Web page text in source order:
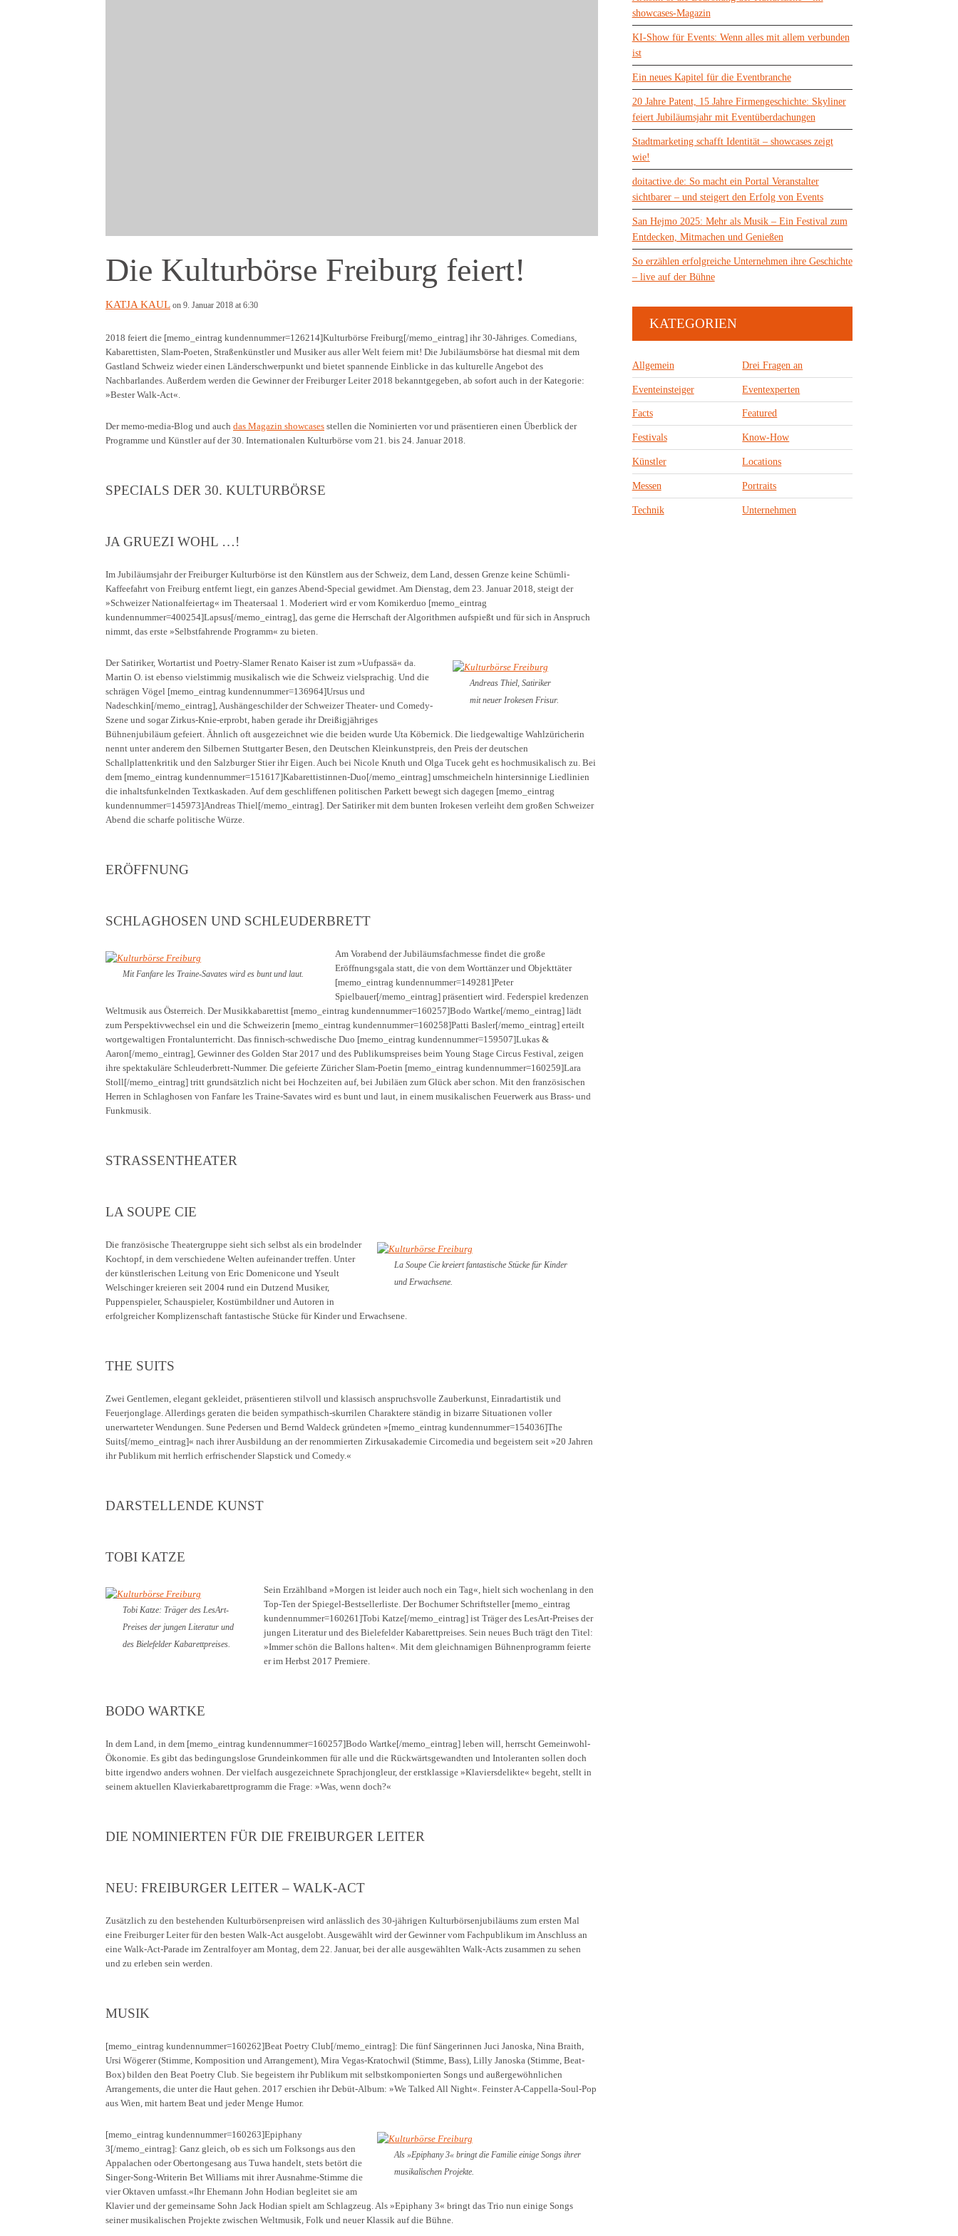
Die Kulturbörse Freiburg feiert!
KATJA KAUL on 9. Januar 2018 at 6:30
2018 feiert die [memo_eintrag kundennummer=126214]Kulturbörse Freiburg[/memo_eintrag] ihr 30-Jähriges. Comedians,
Kabarettisten, Slam-Poeten, Straßenkünstler und Musiker aus aller Welt feiern mit! Die Jubiläumsbörse hat diesmal mit dem
Gastland Schweiz wieder einen Länderschwerpunkt und bietet spannende Einblicke in das kulturelle Angebot des
Nachbarlandes. Außerdem werden die Gewinner der Freiburger Leiter 2018 bekanntgegeben, ab sofort auch in der Kategorie:
»Bester Walk-Act«.
Der memo-media-Blog und auch das Magazin showcases stellen die Nominierten vor und präsentieren einen Überblick der
Programme und Künstler auf der 30. Internationalen Kulturbörse vom 21. bis 24. Januar 2018.
SPECIALS DER 30. KULTURBÖRSE
JA GRUEZI WOHL …!
Im Jubiläumsjahr der Freiburger Kulturbörse ist den Künstlern aus der Schweiz, dem Land, dessen Grenze keine Schümli-
Kaffeefahrt von Freiburg entfernt liegt, ein ganzes Abend-Special gewidmet. Am Dienstag, dem 23. Januar 2018, steigt der
»Schweizer Nationalfeiertag« im Theatersaal 1. Moderiert wird er vom Komikerduo [memo_eintrag
kundennummer=400254]Lapsus[/memo_eintrag], das gerne die Herrschaft der Algorithmen aufspießt und für sich in Anspruch
nimmt, das erste »Selbstfahrende Programm« zu bieten.
Andreas Thiel, Satiriker
mit neuer Irokesen Frisur.
Der Satiriker, Wortartist und Poetry-Slamer Renato Kaiser ist zum »Uufpassä« da.
Martin O. ist ebenso vielstimmig musikalisch wie die Schweiz vielsprachig. Und die
schrägen Vögel [memo_eintrag kundennummer=136964]Ursus und
Nadeschkin[/memo_eintrag], Aushängeschilder der Schweizer Theater- und Comedy-
Szene und sogar Zirkus-Knie-erprobt, haben gerade ihr Dreißigjähriges
Bühnenjubiläum gefeiert. Ähnlich oft ausgezeichnet wie die beiden wurde Uta Köbernick. Die liedgewaltige Wahlzüricherin
nennt unter anderem den Silbernen Stuttgarter Besen, den Deutschen Kleinkunstpreis, den Preis der deutschen
Schallplattenkritik und den Salzburger Stier ihr Eigen. Auch bei Nicole Knuth und Olga Tucek geht es hochmusikalisch zu. Bei
dem [memo_eintrag kundennummer=151617]Kabarettistinnen-Duo[/memo_eintrag] umschmeicheln hintersinnige Liedlinien
die inhaltsfunkelnden Textkaskaden. Auf dem geschliffenen politischen Parkett bewegt sich dagegen [memo_eintrag
kundennummer=145973]Andreas Thiel[/memo_eintrag]. Der Satiriker mit dem bunten Irokesen verleiht dem großen Schweizer
Abend die scharfe politische Würze.
ERÖFFNUNG
SCHLAGHOSEN UND SCHLEUDERBRETT
Mit Fanfare les Traine-Savates wird es bunt und laut.
Am Vorabend der Jubiläumsfachmesse findet die große
Eröffnungsgala statt, die von dem Worttänzer und Objekttäter
[memo_eintrag kundennummer=149281]Peter
Spielbauer[/memo_eintrag] präsentiert wird. Federspiel kredenzen
Weltmusik aus Österreich. Der Musikkabarettist [memo_eintrag kundennummer=160257]Bodo Wartke[/memo_eintrag] lädt
zum Perspektivwechsel ein und die Schweizerin [memo_eintrag kundennummer=160258]Patti Basler[/memo_eintrag] erteilt
wortgewaltigen Frontalunterricht. Das finnisch-schwedische Duo [memo_eintrag kundennummer=159507]Lukas &
Aaron[/memo_eintrag], Gewinner des Golden Star 2017 und des Publikumspreises beim Young Stage Circus Festival, zeigen
ihre spektakuläre Schleuderbrett-Nummer. Die gefeierte Züricher Slam-Poetin [memo_eintrag kundennummer=160259]Lara
Stoll[/memo_eintrag] tritt grundsätzlich nicht bei Hochzeiten auf, bei Jubiläen zum Glück aber schon. Mit den französischen
Herren in Schlaghosen von Fanfare les Traine-Savates wird es bunt und laut, in einem musikalischen Feuerwerk aus Brass- und
Funkmusik.
STRASSENTHEATER
LA SOUPE CIE
La Soupe Cie kreiert fantastische Stücke für Kinder
und Erwachsene.
Die französische Theatergruppe sieht sich selbst als ein brodelnder
Kochtopf, in dem verschiedene Welten aufeinander treffen. Unter
der künstlerischen Leitung von Eric Domenicone und Yseult
Welschinger kreieren seit 2004 rund ein Dutzend Musiker,
Puppenspieler, Schauspieler, Kostümbildner und Autoren in
erfolgreicher Komplizenschaft fantastische Stücke für Kinder und Erwachsene.
THE SUITS
Zwei Gentlemen, elegant gekleidet, präsentieren stilvoll und klassisch anspruchsvolle Zauberkunst, Einradartistik und
Feuerjonglage. Allerdings geraten die beiden sympathisch-skurrilen Charaktere ständig in bizarre Situationen voller
unerwarteter Wendungen. Sune Pedersen und Bernd Waldeck gründeten »[memo_eintrag kundennummer=154036]The
Suits[/memo_eintrag]« nach ihrer Ausbildung an der renommierten Zirkusakademie Circomedia und begeistern seit »20 Jahren
ihr Publikum mit herrlich erfrischender Slapstick und Comedy.«
DARSTELLENDE KUNST
TOBI KATZE
Tobi Katze: Träger des LesArt-
Preises der jungen Literatur und
des Bielefelder Kabarettpreises.
Sein Erzählband »Morgen ist leider auch noch ein Tag«, hielt sich wochenlang in den
Top-Ten der Spiegel-Bestsellerliste. Der Bochumer Schriftsteller [memo_eintrag
kundennummer=160261]Tobi Katze[/memo_eintrag] ist Träger des LesArt-Preises der
jungen Literatur und des Bielefelder Kabarettpreises. Sein neues Buch trägt den Titel:
»Immer schön die Ballons halten«. Mit dem gleichnamigen Bühnenprogramm feierte
er im Herbst 2017 Premiere.
BODO WARTKE
In dem Land, in dem [memo_eintrag kundennummer=160257]Bodo Wartke[/memo_eintrag] leben will, herrscht Gemeinwohl-
Ökonomie. Es gibt das bedingungslose Grundeinkommen für alle und die Rückwärtsgewandten und Intoleranten sollen doch
bitte irgendwo anders wohnen. Der vielfach ausgezeichnete Sprachjongleur, der erstklassige »Klaviersdelikte« begeht, stellt in
seinem aktuellen Klavierkabarettprogramm die Frage: »Was, wenn doch?«
DIE NOMINIERTEN FÜR DIE FREIBURGER LEITER
NEU: FREIBURGER LEITER – WALK-ACT
Zusätzlich zu den bestehenden Kulturbörsenpreisen wird anlässlich des 30-jährigen Kulturbörsenjubiläums zum ersten Mal
eine Freiburger Leiter für den besten Walk-Act ausgelobt. Ausgewählt wird der Gewinner vom Fachpublikum im Anschluss an
eine Walk-Act-Parade im Zentralfoyer am Montag, dem 22. Januar, bei der alle ausgewählten Walk-Acts zusammen zu sehen
und zu erleben sein werden.
MUSIK
[memo_eintrag kundennummer=160262]Beat Poetry Club[/memo_eintrag]: Die fünf Sängerinnen Juci Janoska, Nina Braith,
Ursi Wögerer (Stimme, Komposition und Arrangement), Mira Vegas-Kratochwil (Stimme, Bass), Lilly Janoska (Stimme, Beat-
Box) bilden den Beat Poetry Club. Sie begeistern ihr Publikum mit selbstkomponierten Songs und außergewöhnlichen
Arrangements, die unter die Haut gehen. 2017 erschien ihr Debüt-Album: »We Talked All Night«. Feinster A-Cappella-Soul-Pop
aus Wien, mit hartem Beat und jeder Menge Humor.
Als »Epiphany 3« bringt die Familie einige Songs ihrer
musikalischen Projekte.
[memo_eintrag kundennummer=160263]Epiphany
3[/memo_eintrag]: Ganz gleich, ob es sich um Folksongs aus den
Appalachen oder Obertongesang aus Tuwa handelt, stets betört die
Singer-Song-Writerin Bet Williams mit ihrer Ausnahme-Stimme die
vier Oktaven umfasst.«Ihr Ehemann John Hodian begleitet sie am
Klavier und der gemeinsame Sohn Jack Hodian spielt am Schlagzeug. Als »Epiphany 3« bringt das Trio nun einige Songs
seiner musikalischen Projekte zwischen Weltmusik, Folk und neuer Klassik auf die Bühne.
showcases-Magazin
KI-Show für Events: Wenn alles mit allem verbunden
ist
Ein neues Kapitel für die Eventbranche
20 Jahre Patent, 15 Jahre Firmengeschichte: Skyliner
feiert Jubiläumsjahr mit Eventüberdachungen
Stadtmarketing schafft Identität – showcases zeigt
wie!
doitactive.de: So macht ein Portal Veranstalter
sichtbarer – und steigert den Erfolg von Events
San Hejmo 2025: Mehr als Musik – Ein Festival zum
Entdecken, Mitmachen und Genießen
So erzählen erfolgreiche Unternehmen ihre Geschichte
– live auf der Bühne
KATEGORIEN
Allgemein Drei Fragen an
Eventeinsteiger Eventexperten
Facts Featured
Festivals Know-How
Künstler Locations
Messen Portraits
Technik Unternehmen